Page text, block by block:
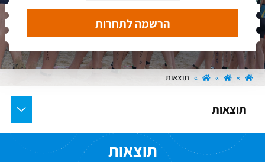
הרשמה לתחרות
»
»
» תוצאות
את
העמוד
הרצוי
תוצאות